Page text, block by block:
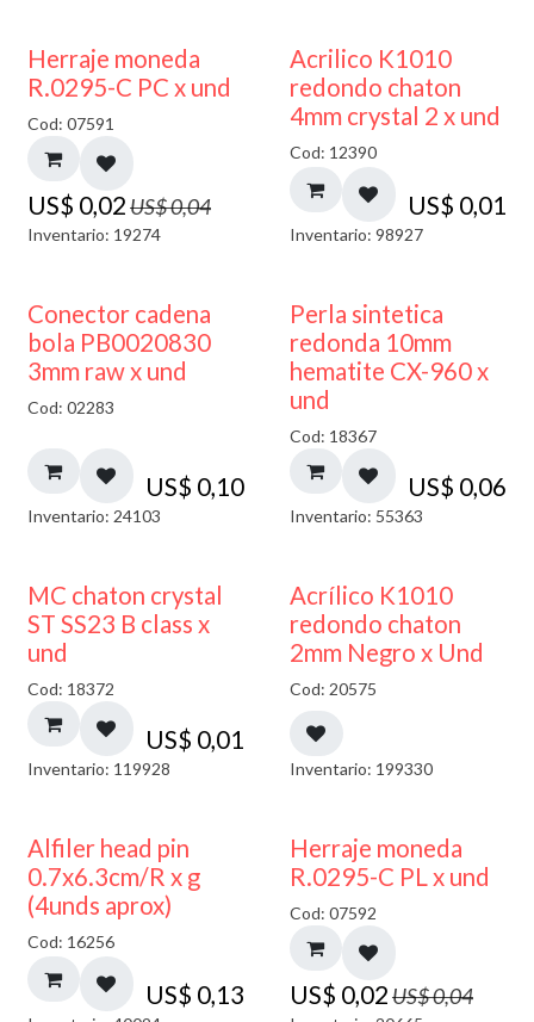
50% DESCUENTO
Herraje moneda
R.0295-C PC x und
Cod: 07591
US$ 0,02US$0,04
Inventario: 19274
50% DESCUENTO
Acrilico K1010
redondo chaton
4mm crystal 2 x und
Cod: 12390
US$ 0,01
Inventario: 98927
Conector cadena
bola PB0020830
3mm raw x und
Cod: 02283
US$ 0,10
Inventario: 24103
Perla sintetica
redonda 10mm
hematite CX-960 x
und
Cod: 18367
US$ 0,06
Inventario: 55363
MC chaton crystal
ST SS23 B class x
und
Cod: 18372
US$ 0,01
Inventario: 119928
50% DESCUENTO
Acrílico K1010
redondo chaton
2mm Negro x Und
Cod: 20575
Inventario: 199330
Alfiler head pin
0.7x6.3cm/R x g
(4unds aprox)
Cod: 16256
US$ 0,13
50% DESCUENTO
Herraje moneda
R.0295-C PL x und
Cod: 07592
US$ 0,02US$0,04